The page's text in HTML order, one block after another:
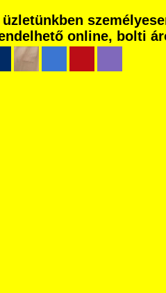
online, bolti